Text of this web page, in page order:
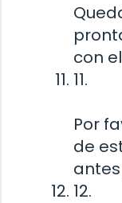
con
11.
Por
de
12.